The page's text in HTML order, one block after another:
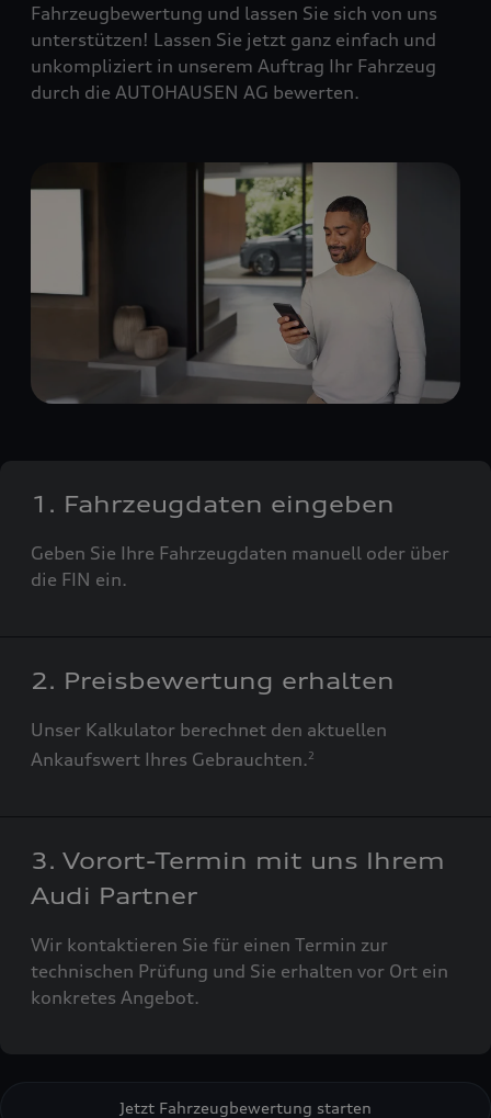
Fahrzeugbewertung und lassen Sie sich von uns
unterstützen! Lassen Sie jetzt ganz einfach und
unkompliziert in unserem Auftrag Ihr Fahrzeug
durch die AUTOHAUSEN AG bewerten.
1. Fahrzeugdaten eingeben
Geben Sie Ihre Fahrzeugdaten manuell oder über
die FIN ein.
2. Preisbewertung erhalten
Unser Kalkulator berechnet den aktuellen
Ankaufswert Ihres Gebrauchten.2
3. Vorort-Termin mit uns Ihrem
Audi Partner
Wir kontaktieren Sie für einen Termin zur
technischen Prüfung und Sie erhalten vor Ort ein
konkretes Angebot.
Jetzt Fahrzeugbewertung starten